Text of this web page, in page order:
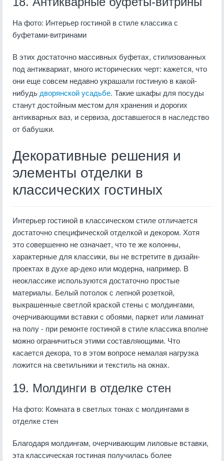
На фото: Интерьер гостиной в стиле классика с
буфетами-витринами
В этих достаточно массивных буфетах, стилизованных
под антиквариат, много исторических черт: кажется, что
они еще совсем недавно украшали гостиную в какой-
нибудь дворянской усадьбе. Такие шкафы для посуды
станут достойным местом для хранения и дорогих
антикварных ваз, и сервиза, доставшегося в наследство
от бабушки.
Декоративные решения и
элементы отделки в
классических гостиных
Интерьер гостиной в классическом стиле отличается
достаточно специфической отделкой и декором. Хотя
это совершенно не означает, что те же колонны,
характерные для классики, вы не встретите в дизайн-
проектах в духе ар-деко или модерна, например. В
неоклассике используются достаточно простые
материалы. Белый потолок с лепной розеткой,
выкрашенные светлой краской стены с молдингами,
очерчивающими вставки с обоями, паркет или ламинат
на полу - при ремонте гостиной в стиле классика вполне
можно ограничиться этими составляющими. Что
касается декора, то в этом вопросе немалая нагрузка
ложится на светильники и текстиль на окнах.
19. Молдинги в отделке стен
На фото: Комната в светлых тонах с молдингами в
отделке стен
Благодаря молдингам, очерчивающим лиловые вставки,
эта классическая гостиная получилась более